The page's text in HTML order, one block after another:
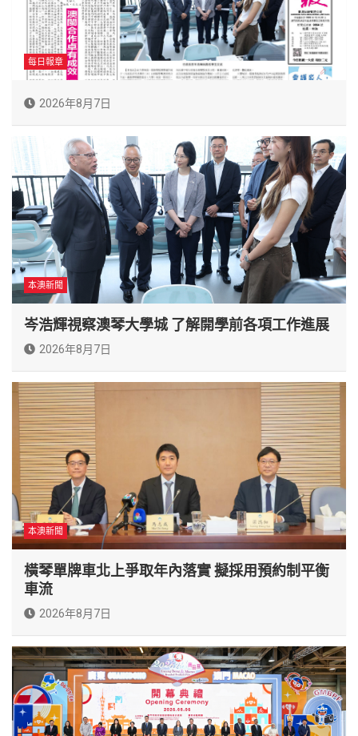
每日報章
2026年8月7日
本澳新聞
岑浩輝視察澳琴大學城 了解開學前各項工作進展
2026年8月7日
本澳新聞
橫琴單牌車北上爭取年內落實 擬採用預約制平衡
車流
2026年8月7日